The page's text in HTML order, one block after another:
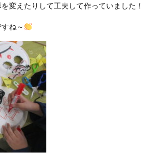
変えたりして工夫して作っていました！
ね～